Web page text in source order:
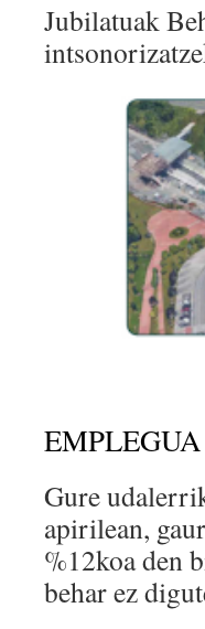
Jubilatuak
EMPLEGUA
Gure
apirilean,
%12koa den
behar ez